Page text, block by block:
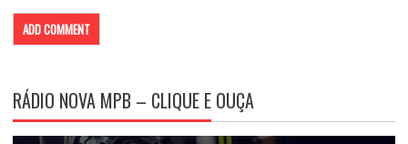
RÁDIO NOVA MPB – CLIQUE E OUÇA